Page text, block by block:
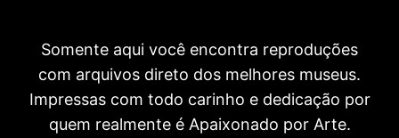
Somente aqui você encontra reproduções
com arquivos direto dos melhores museus.
Impressas com todo carinho e dedicação por
quem realmente é Apaixonado por Arte.